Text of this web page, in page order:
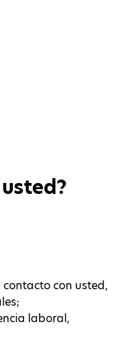
con usted,
laboral,